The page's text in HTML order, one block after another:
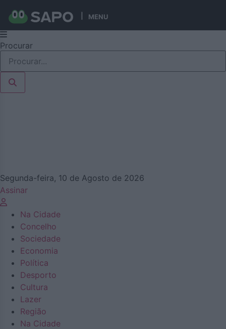
MENU
Pular
para
conteúdo
Procurar
Segunda-feira, 10 de Agosto de 2026
Assinar
Na Cidade
Concelho
Sociedade
Economia
Política
Desporto
Cultura
Lazer
Região
Na Cidade